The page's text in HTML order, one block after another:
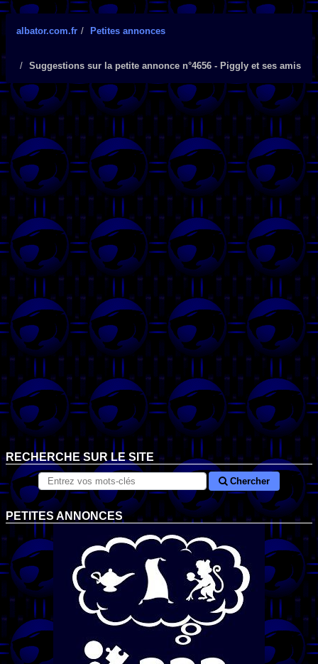
albator.com.fr Petites annonces
Suggestions sur la petite annonce n°4656 - Piggly et ses amis
RECHERCHE SUR LE SITE
Chercher
PETITES ANNONCES